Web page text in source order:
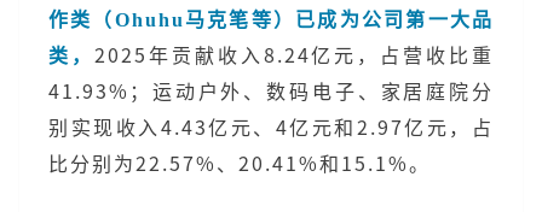
作类（Ohuhu马克笔等）已成为公司第一大品
类， 2025年贡献收入8.24亿元，占营收比重
41.93%；运动户外、数码电子、家居庭院分
别实现收入4.43亿元、4亿元和2.97亿元，占
比分别为22.57%、20.41%和15.1%。